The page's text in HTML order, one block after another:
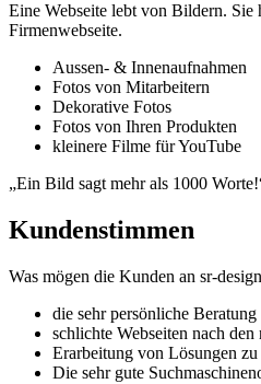
Eine Webseite lebt von Bildern. Sie
Firmenwebseite.
Aussen- & Innenaufnahmen
Fotos von Mitarbeitern
Dekorative Fotos
Fotos von Ihren Produkten
kleinere Filme für YouTube
„Ein Bild sagt mehr als 1000
Kundenstimmen
Was mögen die Kunden an sr-
die sehr persönliche Beratung
schlichte Webseiten nach den
Erarbeitung von Lösungen
Die sehr gute